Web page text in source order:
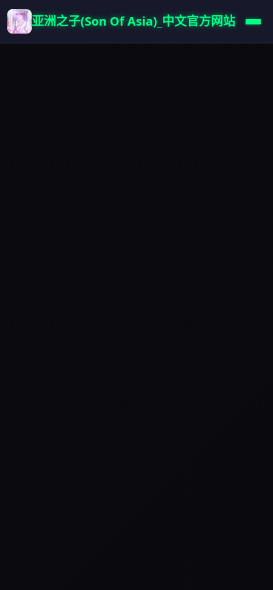
亚洲之子(Son Of Asia)_中文官方网站